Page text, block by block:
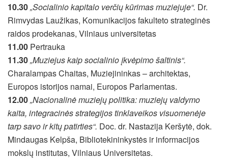
10.30„Socialinio kapitalo verčių kūrimas muziejuje“. Dr.
Rimvydas Laužikas, Komunikacijos fakulteto strateginės
raidos prodekanas, Vilniaus universitetas
11.00 Pertrauka
11.30„Muziejus kaip socialinio įkvėpimo šaltinis“.
Charalampas Chaitas, Muziejininkas – architektas,
Europos istorijos namai, Europos Parlamentas.
12.00„Nacionalinė muziejų politika: muziejų valdymo
kaita, integracinės strategijos tinklaveikos visuomenėje
tarp savo ir kitų patirties“. Doc. dr. Nastazija Keršytė, dok.
Mindaugas Kelpša, Bibliotekininkystės ir informacijos
mokslų institutas, Vilniaus Universitetas.